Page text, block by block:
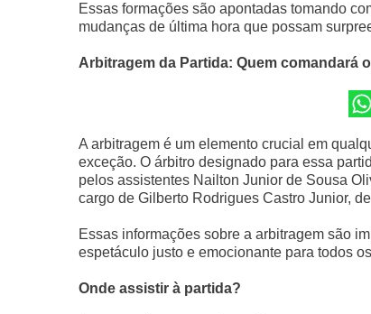
Essas formações são apontadas tomando
mudanças de última hora que possam
Arbitragem da Partida: Quem comandará
A arbitragem é um elemento crucial em
exceção. O árbitro designado para essa
pelos assistentes Nailton Junior de Sousa
cargo de Gilberto Rodrigues Castro Junior,
Essas informações sobre a arbitragem são
espetáculo justo e emocionante para todos
Onde assistir à partida?